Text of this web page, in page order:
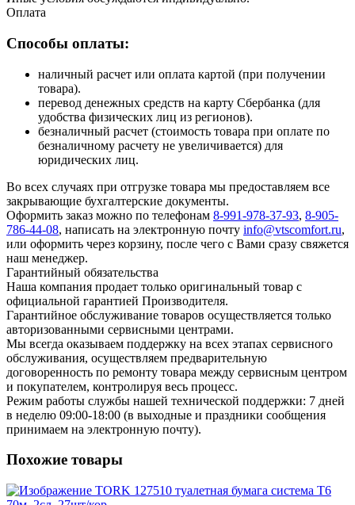
Оплата
Способы оплаты:
наличный расчет или оплата картой (при получении
товара).
перевод денежных средств на карту Сбербанка (для
удобства физических лиц из регионов).
безналичный расчет (стоимость товара при оплате по
безналичному расчету не увеличивается) для
юридических лиц.
Во всех случаях при отгрузке товара мы предоставляем все
закрывающие бухгалтерские документы.
Оформить заказ можно по телефонам 8-991-978-37-93, 8-905-
786-44-08, написать на электронную почту info@vtscomfort.ru,
или оформить через корзину, после чего с Вами сразу свяжется
наш менеджер.
Гарантийный обязательства
Наша компания продает только оригинальный товар с
официальной гарантией Производителя.
Гарантийное обслуживание товаров осуществляется только
авторизованными сервисными центрами.
Мы всегда оказываем поддержку на всех этапах сервисного
обслуживания, осуществляем предварительную
договоренность по ремонту товара между сервисным центром
и покупателем, контролируя весь процесс.
Режим работы службы нашей технической поддержки: 7 дней
в неделю 09:00-18:00 (в выходные и праздники сообщения
принимаем на электронную почту).
Похожие товары